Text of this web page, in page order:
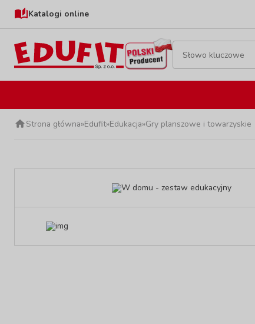
Katalogi online
Strona główna»Edufit»Edukacja»Gry planszowe i towarzyskie